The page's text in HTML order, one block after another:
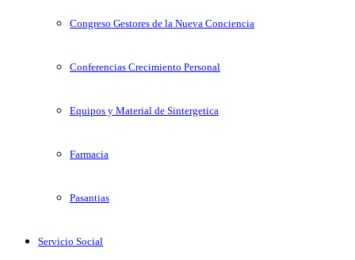
Congreso Gestores de la Nueva Conciencia
Conferencias Crecimiento Personal
Equipos y Material de Sintergetica
Farmacia
Pasantias
Servicio Social